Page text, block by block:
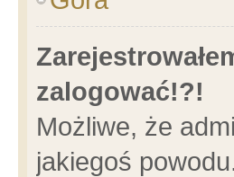
zalogować!?!
Możliwe, że
jakiegoś